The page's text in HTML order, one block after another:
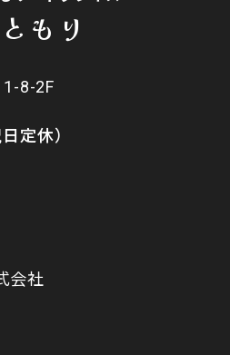
もり
8-2F
定休）
会社